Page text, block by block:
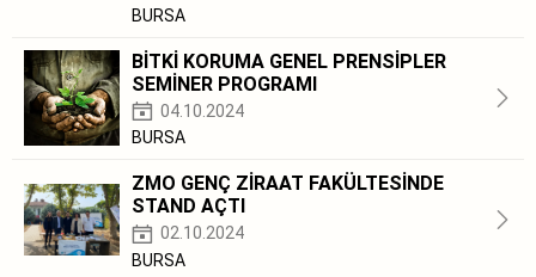
BURSA
BİTKİ KORUMA GENEL PRENSİPLER
SEMİNER PROGRAMI
04.10.2024
BURSA
ZMO GENÇ ZİRAAT FAKÜLTESİNDE
STAND AÇTI
02.10.2024
BURSA